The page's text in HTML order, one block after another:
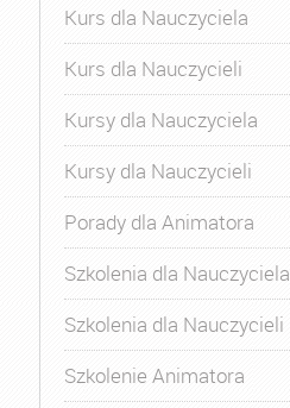
Kurs dla Nauczyciela
Kurs dla Nauczycieli
Kursy dla Nauczyciela
Kursy dla Nauczycieli
Porady dla Animatora
Szkolenia dla Nauczyciela
Szkolenia dla Nauczycieli
Szkolenie Animatora